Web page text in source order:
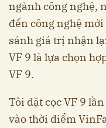
ngành công nghệ,
đến công nghệ
sánh giá trị nhận
VF 9 là lựa chọn
VF 9.
Tôi đặt cọc VF 9
vào thời điểm